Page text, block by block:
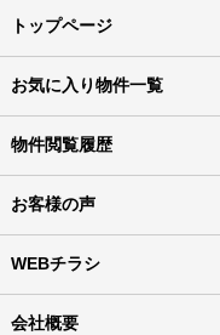
トップページ
お気に入り物件一覧
物件閲覧履歴
お客様の声
WEBチラシ
会社概要